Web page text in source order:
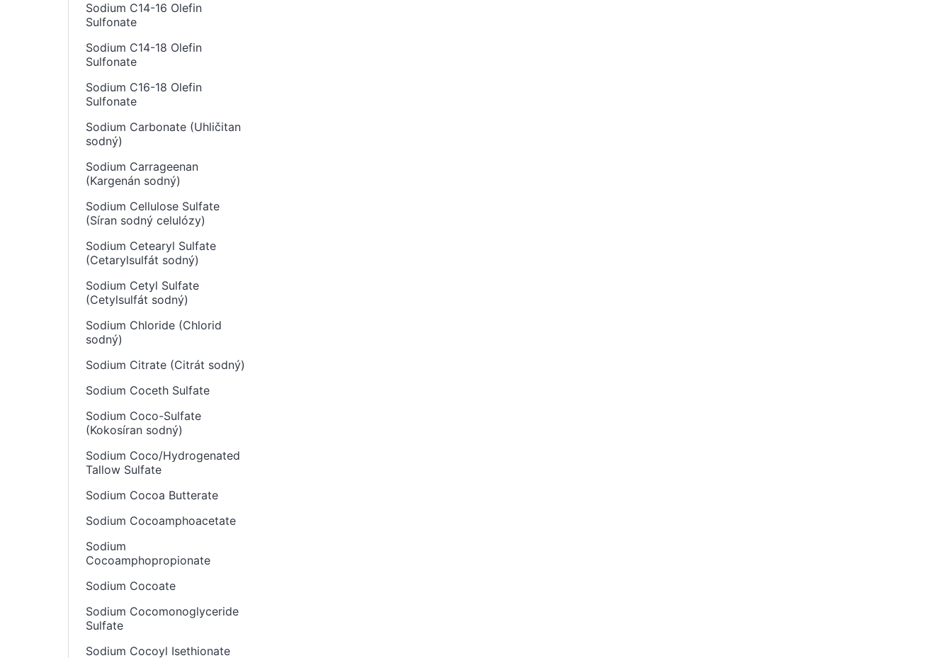
Sodium C14-16 Olefin
Sulfonate
Sodium C14-18 Olefin
Sulfonate
Sodium C16-18 Olefin
Sulfonate
Sodium Carbonate (Uhličitan
sodný)
Sodium Carrageenan
(Kargenán sodný)
Sodium Cellulose Sulfate
(Síran sodný celulózy)
Sodium Cetearyl Sulfate
(Cetarylsulfát sodný)
Sodium Cetyl Sulfate
(Cetylsulfát sodný)
Sodium Chloride (Chlorid
sodný)
Sodium Citrate (Citrát sodný)
Sodium Coceth Sulfate
Sodium Coco-Sulfate
(Kokosíran sodný)
Sodium Coco/Hydrogenated
Tallow Sulfate
Sodium Cocoa Butterate
Sodium Cocoamphoacetate
Sodium
Cocoamphopropionate
Sodium Cocoate
Sodium Cocomonoglyceride
Sulfate
Sodium Cocoyl Isethionate